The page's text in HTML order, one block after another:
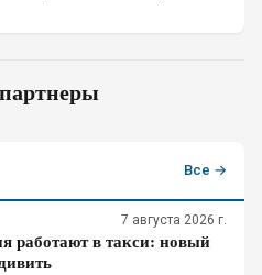
впечатление
Все →
7 августа 2026 г.
работают в такси: новый